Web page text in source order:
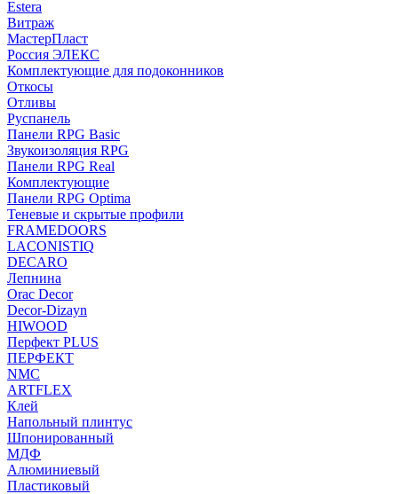
Estera
Витраж
МастерПласт
Россия ЭЛЕКС
Комплектующие для подоконников
Откосы
Отливы
Руспанель
Панели RPG Basic
Звукоизоляция RPG
Панели RPG Real
Комплектующие
Панели RPG Optima
Теневые и скрытые профили
FRAMEDOORS
LACONISTIQ
DECARO
Лепнина
Orac Decor
Decor-Dizayn
HIWOOD
Перфект PLUS
ПЕРФЕКТ
NMC
ARTFLEX
Клей
Напольный плинтус
Шпонированный
МДФ
Алюминиевый
Пластиковый